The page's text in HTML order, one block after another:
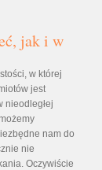
jak i w
w której
jest
nieodległej
nam do
nie
Oczywiście